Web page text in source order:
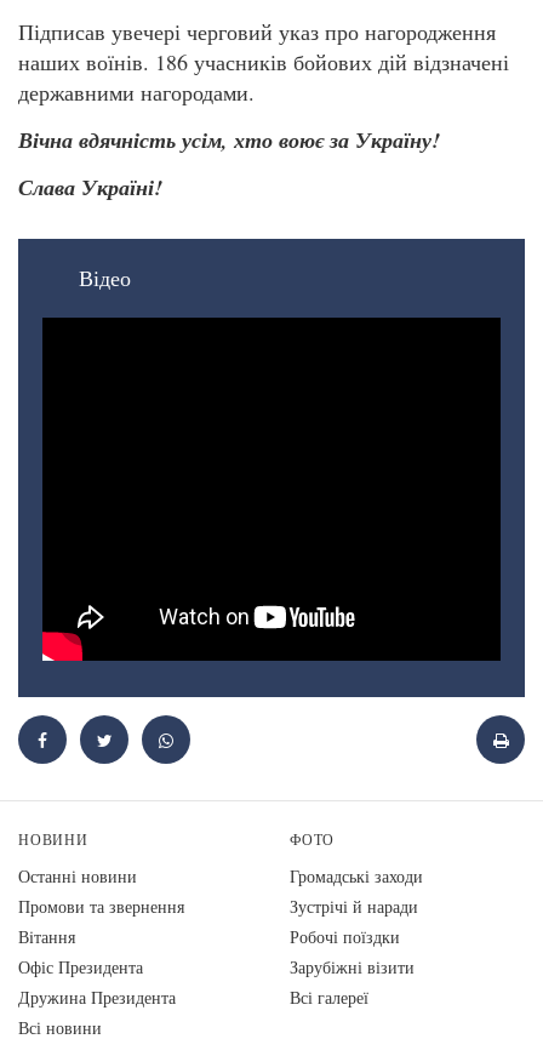
Підписав увечері черговий указ про нагородження
наших воїнів. 186 учасників бойових дій відзначені
державними нагородами.
Вічна вдячність усім, хто воює за Україну!
Слава Україні!
Відео
НОВИНИ
Останні новини
Промови та звернення
Вiтання
Офіс Президента
Дружина Президента
Всі новини
ФОТО
Громадські заходи
Зустрічі й наради
Робочі поїздки
Зарубіжні візити
Всі галереї